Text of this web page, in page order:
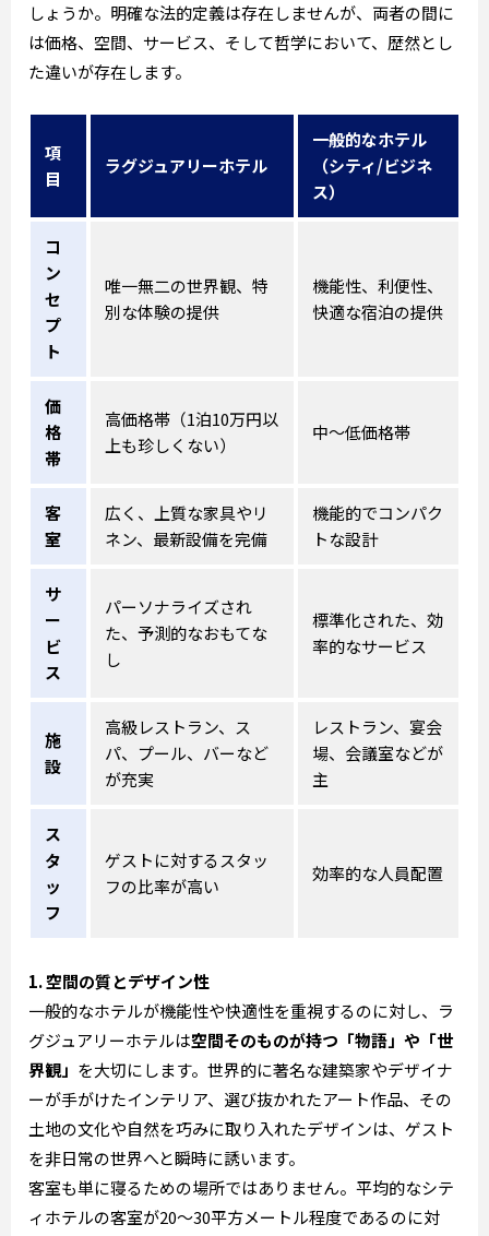
しょうか。明確な法的定義は存在しませんが、両者の間に
は価格、空間、サービス、そして哲学において、歴然とし
た違いが存在します。
項
目
ラグジュアリーホテル
一般的なホテル
（シティ/ビジネ
ス）
コ
ン
セ
プ
ト
唯一無二の世界観、特
別な体験の提供
機能性、利便性、
快適な宿泊の提供
価
格
帯
高価格帯（1泊10万円以
上も珍しくない）
中〜低価格帯
客
室
広く、上質な家具やリ
ネン、最新設備を完備
機能的でコンパク
トな設計
サ
ー
ビ
ス
パーソナライズされ
た、予測的なおもてな
し
標準化された、効
率的なサービス
施
設
高級レストラン、ス
パ、プール、バーなど
が充実
レストラン、宴会
場、会議室などが
主
ス
タ
ッ
フ
ゲストに対するスタッ
フの比率が高い
効率的な人員配置
1. 空間の質とデザイン性
一般的なホテルが機能性や快適性を重視するのに対し、ラ
グジュアリーホテルは空間そのものが持つ「物語」や「世
界観」 を大切にします。世界的に著名な建築家やデザイナ
ーが手がけたインテリア、選び抜かれたアート作品、その
土地の文化や自然を巧みに取り入れたデザインは、ゲスト
を非日常の世界へと瞬時に誘います。
客室も単に寝るための場所ではありません。平均的なシテ
ィホテルの客室が20〜30平方メートル程度であるのに対